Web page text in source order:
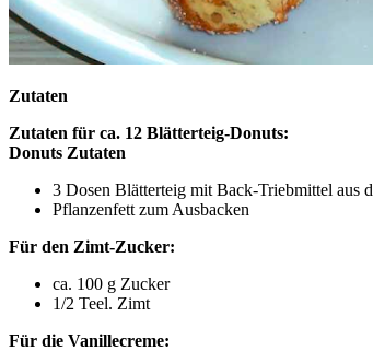
Zutaten
Zutaten für ca. 12 Blätterteig-Donuts:
Donuts Zutaten
3 Dosen Blätterteig mit Back-Triebmittel aus
Pflanzenfett zum Ausbacken
Für den Zimt-Zucker:
ca. 100 g Zucker
1/2 Teel. Zimt
Für die Vanillecreme: